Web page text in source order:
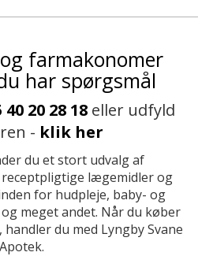
farmakonomer
har spørgsmål
40 20 28 18eller udfyld
- klik her
du et stort udvalg af
lægemidler og
for hudpleje, baby- og
meget andet. Når du køber
du med Lyngby Svane
Apotek.